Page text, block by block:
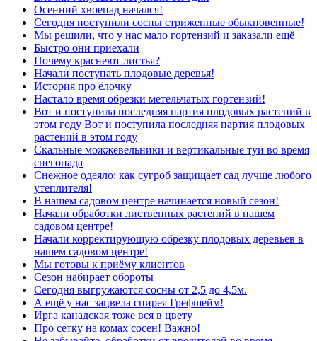
Осенний хвоепад начался!
Сегодня поступили сосны стриженные обыкновенные!
Мы решили, что у нас мало гортензий и заказали ещё
Быстро они приехали
Почему краснеют листья?
Начали поступать плодовые деревья!
История про ёлочку
Настало время обрезки метельчатых гортензий!
Вот и поступила последняя партия плодовых растений в
этом году Вот и поступила последняя партия плодовых
растений в этом году
Скальные можжевельники и вертикальные туи во время
снегопада
Снежное одеяло: как сугроб защищает сад лучше любого
утеплителя!
В нашем садовом центре начинается новый сезон!
Начали обработки лиственных растений в нашем
садовом центре!
Начали корректирующую обрезку плодовых деревьев в
нашем садовом центре!
Мы готовы к приёму клиентов
Сезон набирает обороты
Сегодня выгружаются сосны от 2,5 до 4,5м.
А ещё у нас зацвела спирея Грефшейм!
Ирга канадская тоже вся в цвету
Про сетку на комах сосен! Важно!